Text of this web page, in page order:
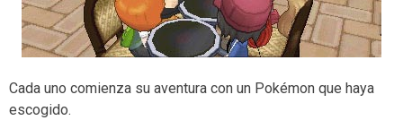
Cada uno comienza su aventura con un Pokémon que haya
escogido.